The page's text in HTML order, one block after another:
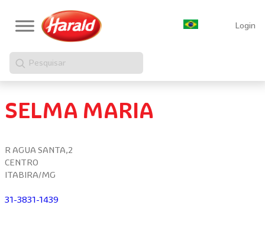
Login
Pesquisar
SELMA MARIA
R AGUA SANTA,2
CENTRO
ITABIRA/MG
31-3831-1439